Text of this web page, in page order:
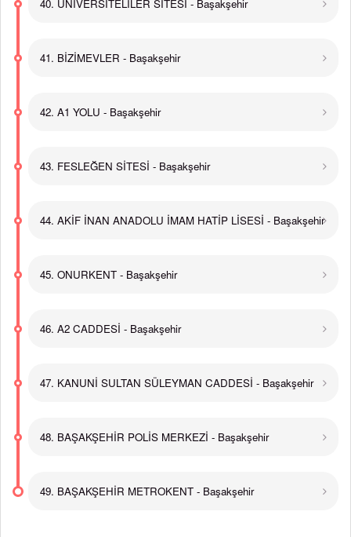
40. ÜNİVERSİTELİLER SİTESİ - Başakşehir
41. BİZİMEVLER - Başakşehir
42. A1 YOLU - Başakşehir
43. FESLEĞEN SİTESİ - Başakşehir
44. AKİF İNAN ANADOLU İMAM HATİP LİSESİ - Başakşehir
45. ONURKENT - Başakşehir
46. A2 CADDESİ - Başakşehir
47. KANUNİ SULTAN SÜLEYMAN CADDESİ - Başakşehir
48. BAŞAKŞEHİR POLİS MERKEZİ - Başakşehir
49. BAŞAKŞEHİR METROKENT - Başakşehir